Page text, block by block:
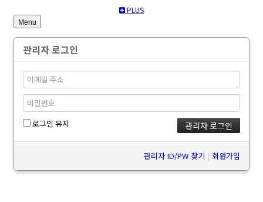
PLUS
Menu
관리자 로그인
로그인 유지
관리자 ID/PW 찾기 | 회원가입